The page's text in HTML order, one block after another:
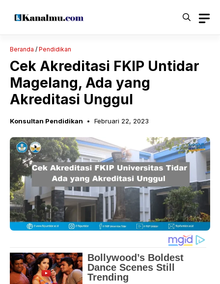
Beranda / Pendidikan
Cek Akreditasi FKIP Untidar
Magelang, Ada yang
Akreditasi Unggul
Konsultan Pendidikan Februari 22, 2023